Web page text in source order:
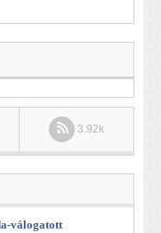
3.92k
válogatott